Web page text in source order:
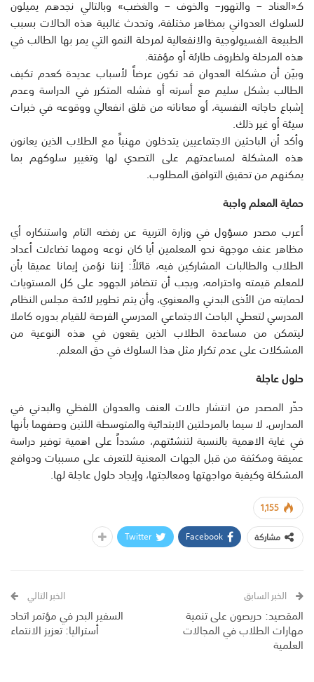
كـ«العناد – والتهور– والخوف – والغضب» وبالتالي نجدهم يميلون
للسلوك العدواني بمظاهر مختلفة، وتحدث غالبية هذه الحالات بسبب
الطبيعة الفسيولوجية والانفعالية لمرحلة النمو التي يمر بها الطالب في
هذه المرحلة ولظروف طارئة أو مؤقتة.
وبيّن أن مشكلة العدوان قد تكون عرضاً لأسباب عديدة كعدم تكيف
الطالب بشكل سليم مع أسرته أو فشله المتكرر في الدراسة وعدم
إشباع حاجاته النفسية، أو معاناته من قلق انفعالي ووقوعه في خبرات
سيئة أو غير ذلك.
وأكد أن الباحثين الاجتماعيين يتدخلون مهنياً مع الطلاب الذين يعانون
هذه المشكلة لمساعدتهم على التصدي لها وتغيير سلوكهم بما
يمكنهم من تحقيق التوافق المطلوب.
حماية المعلم واجبة
أعرب مصدر مسؤول في وزارة التربية عن رفضه التام واستنكاره أي
مظاهر عنف موجهة نحو المعلمين أيا كان نوعه ومهما تضاءلت أعداد
الطلاب والطالبات المشاركين فيه، قائلاً: إننا نؤمن إيمانا عميقا بأن
للمعلم قيمته واحترامه، ويجب أن تتضافر الجهود على كل المستويات
لحمايته من الأذى البدني والمعنوي، وأن يتم تطوير لائحة مجلس النظام
المدرسي لتعطي الباحث الاجتماعي المدرسي الفرصة للقيام بدوره كاملا
ليتمكن من مساعدة الطلاب الذين يقعون في هذه النوعية من
المشكلات على عدم تكرار مثل هذا السلوك في حق المعلم.
حلول عاجلة
حذّر المصدر من انتشار حالات العنف والعدوان اللفظي والبدني في
المدارس، لا سيما بالمرحلتين الابتدائية والمتوسطة اللتين وصفهما بأنها
في غاية الاهمية بالنسبة لتنشئتهم، مشدداً على اهمية توفير دراسة
عميقة ومكثفة من قبل الجهات المعنية للتعرف على مسببات ودوافع
المشكلة وكيفية مواجهتها ومعالجتها، وإيجاد حلول عاجلة لها.
1,155
مشاركة
Facebook
Twitter
الخبر السابق
المقصيد: حريصون على تنمية
مهارات الطلاب في المجالات
العلمية
الخبر التالي
السفير البدر في مؤتمر اتحاد
أستراليا: تعزيز الانتماء